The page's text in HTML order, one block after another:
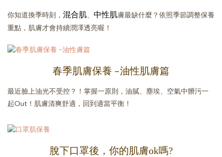
你知道換季時刻， 混合肌、 中性肌膚最缺什麼？依照季節調整保養
重點，肌膚才會持續潤澤透亮喔！
春季肌膚保養 –油性肌膚篇
最近臉上油光不受控？！掌握一原則，油膩、塵埃、空氣中髒污一
起Out！肌膚清爽舒適，回到適當平衡！
脫下口罩後，你的肌膚ok嗎?